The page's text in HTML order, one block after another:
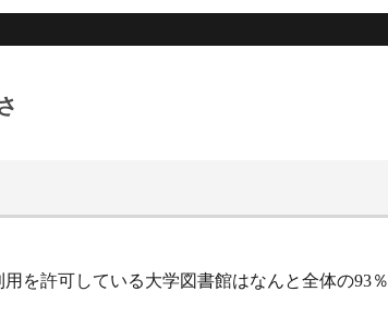
を許可している大学図書館はなんと全体の93